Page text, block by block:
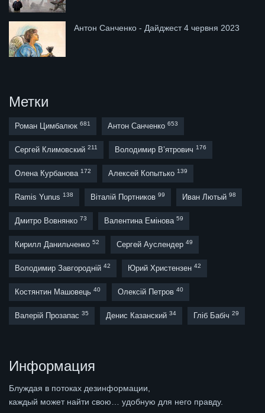
Антон Санченко - Дайджест 4 червня 2023
Метки
Роман Цимбалюк 681 Антон Санченко 653
Сергей Климовский 211 Володимир В’ятрович 176
Олена Курбанова 172 Алексей Копытько 139
Ramis Yunus 138 Віталій Портников 99 Иван Лютый 98
Дмитро Вовнянко 73 Валентина Емінова 59
Кирилл Данильченко 52 Сергей Ауслендер 49
Володимир Завгородній 42 Юрий Христензен 42
Костянтин Машовець 40 Олексій Петров 40
Валерій Прозапас 35 Денис Казанский 34 Гліб Бабіч 29
Информация
Блуждая в потоках дезинформации,
каждый может найти свою… удобную для него правду.